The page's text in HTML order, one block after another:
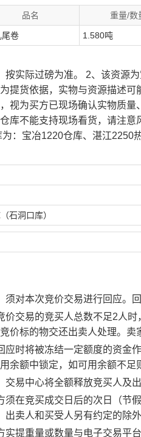
品名 重量/数
尾卷 1.580吨
按实际过磅为准。 2、该资源
提货依据，实物与资源描述
视为买方已现场确认实物质
库不能支持现场看货，请注
：宝冶1220仓库、湛江2250
石洞口库）
须对本次竞价交易进行回应。
价交易的竞买人总数不足2人
价标的物交还出卖人处理。
应时将被冻结一定额度的资金
余额中锁定，如可用余额不足
交易中心将全额释放竞买人及
须在竞买成交日后的次日（节
出卖人和买受人另有约定的除
实提重量或数量与电子交易平